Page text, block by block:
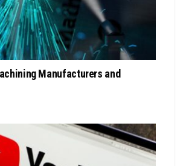
Manufacturers and